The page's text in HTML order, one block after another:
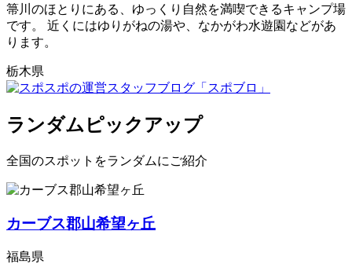
箒川のほとりにある、ゆっくり自然を満喫できるキャンプ場
です。 近くにはゆりがねの湯や、なかがわ水遊園などがあ
ります。
栃木県
ランダムピックアップ
全国のスポットをランダムにご紹介
カーブス郡山希望ヶ丘
福島県